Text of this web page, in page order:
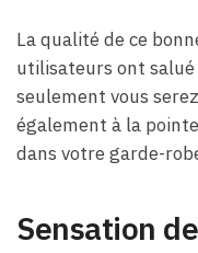
La qualité de ce
utilisateurs ont
seulement vous
également à la
dans votre garde-
Sensation